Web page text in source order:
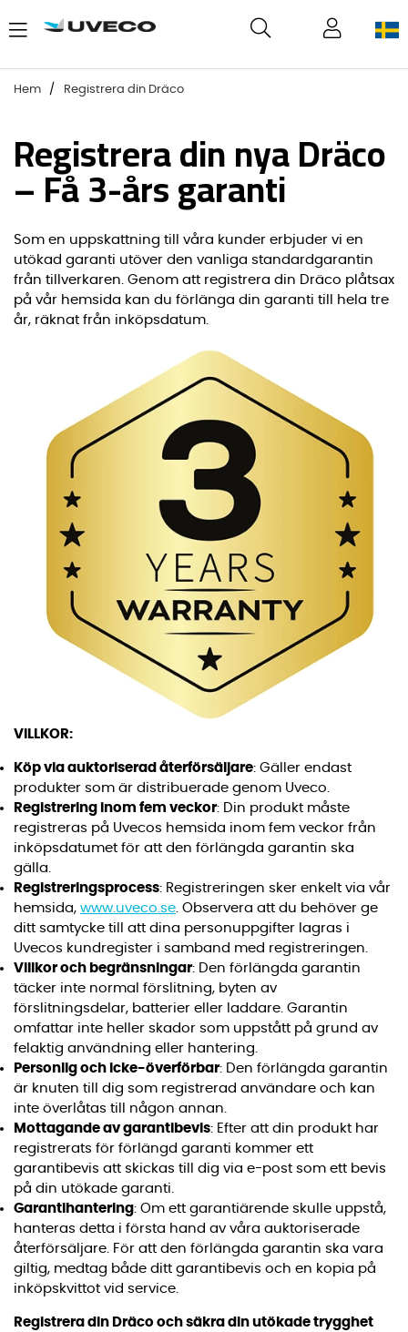
Hem Registrera din Dräco
Registrera din nya Dräco
– Få 3-års garanti
Som en uppskattning till våra kunder erbjuder vi en
utökad garanti utöver den vanliga standardgarantin
från tillverkaren. Genom att registrera din Dräco plåtsax
på vår hemsida kan du förlänga din garanti till hela tre
år, räknat från inköpsdatum.
VILLKOR:
Köp via auktoriserad återförsäljare: Gäller endast
produkter som är distribuerade genom Uveco.
Registrering inom fem veckor: Din produkt måste
registreras på Uvecos hemsida inom fem veckor från
inköpsdatumet för att den förlängda garantin ska
gälla.
Registreringsprocess: Registreringen sker enkelt via vår
hemsida, www.uveco.se . Observera att du behöver ge
ditt samtycke till att dina personuppgifter lagras i
Uvecos kundregister i samband med registreringen.
Villkor och begränsningar: Den förlängda garantin
täcker inte normal förslitning, byten av
förslitningsdelar, batterier eller laddare. Garantin
omfattar inte heller skador som uppstått på grund av
felaktig användning eller hantering.
Personlig och icke-överförbar: Den förlängda garantin
är knuten till dig som registrerad användare och kan
inte överlåtas till någon annan.
Mottagande av garantibevis: Efter att din produkt har
registrerats för förlängd garanti kommer ett
garantibevis att skickas till dig via e-post som ett bevis
på din utökade garanti.
Garantihantering: Om ett garantiärende skulle uppstå,
hanteras detta i första hand av våra auktoriserade
återförsäljare. För att den förlängda garantin ska vara
giltig, medtag både ditt garantibevis och en kopia på
inköpskvittot vid service.
Registrera din Dräco och säkra din utökade trygghet